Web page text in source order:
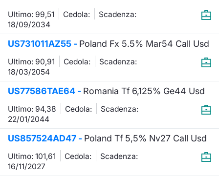
Ultimo: 99,51 Cedola:
Scadenza:
18/09/2034
US731011AZ55 - Poland Fx 5.5% Mar54 Call Usd
Ultimo: 90,91 Cedola:
Scadenza:
18/03/2054
US77586TAE64 - Romania Tf 6,125% Ge44 Usd
Ultimo: 94,38 Cedola:
Scadenza:
22/01/2044
US857524AD47 - Poland Tf 5,5% Nv27 Call Usd
Ultimo: 101,61 Cedola:
Scadenza:
16/11/2027